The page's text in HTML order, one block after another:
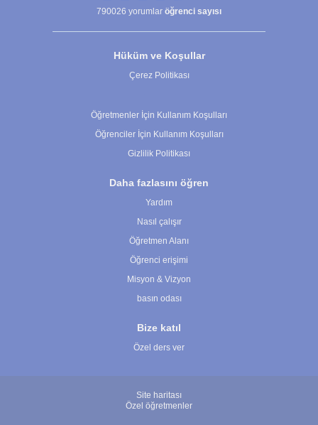
790026 yorumlar öğrenci sayısı
Hüküm ve Koşullar
Çerez Politikası
Öğretmenler İçin Kullanım Koşulları
Öğrenciler İçin Kullanım Koşulları
Gizlilik Politikası
Daha fazlasını öğren
Yardım
Nasıl çalışır
Öğretmen Alanı
Öğrenci erişimi
Misyon & Vizyon
basın odası
Bize katıl
Özel ders ver
Site haritası
Özel öğretmenler